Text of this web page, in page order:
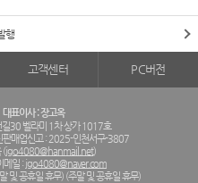
행
고객센터 PC버전
대표이사 : 장고옥
30 벨라미 1차 상가 1017호
판매업신고 : 2025-인천서구-3807
(jgo4080@hanmail.net)
메일 : jgo4080@naver.com
및 공휴일 휴무) (주말 및 공휴일 휴무)